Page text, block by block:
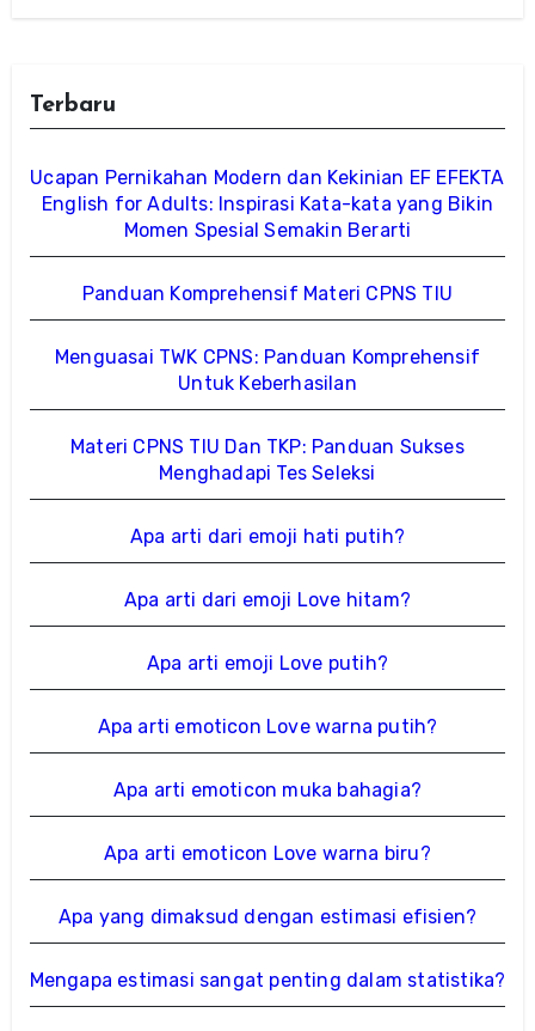
Terbaru
Ucapan Pernikahan Modern dan Kekinian EF EFEKTA
English for Adults: Inspirasi Kata-kata yang Bikin
Momen Spesial Semakin Berarti
Panduan Komprehensif Materi CPNS TIU
Menguasai TWK CPNS: Panduan Komprehensif
Untuk Keberhasilan
Materi CPNS TIU Dan TKP: Panduan Sukses
Menghadapi Tes Seleksi
Apa arti dari emoji hati putih?
Apa arti dari emoji Love hitam?
Apa arti emoji Love putih?
Apa arti emoticon Love warna putih?
Apa arti emoticon muka bahagia?
Apa arti emoticon Love warna biru?
Apa yang dimaksud dengan estimasi efisien?
Mengapa estimasi sangat penting dalam statistika?